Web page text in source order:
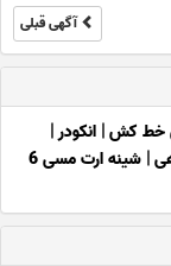
آگهی قبلی
خط کش| انکودر|
|
شینه ارت مسی 6